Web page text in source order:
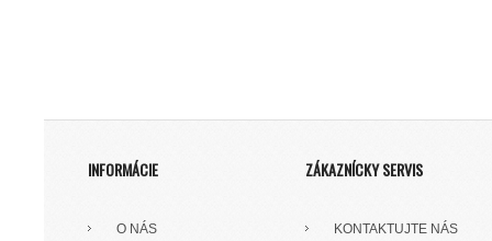
INFORMÁCIE
O NÁS
ZÁKAZNÍCKY SERVIS
KONTAKTUJTE NÁS